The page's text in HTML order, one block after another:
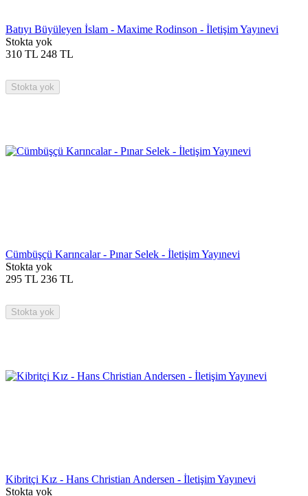
Batıyı Büyüleyen İslam - Maxime Rodinson - İletişim Yayınevi
Stokta yok
310 TL 248 TL
Stokta yok
Cümbüşçü Karıncalar - Pınar Selek - İletişim Yayınevi
Stokta yok
295 TL 236 TL
Stokta yok
Kibritçi Kız - Hans Christian Andersen - İletişim Yayınevi
Stokta yok